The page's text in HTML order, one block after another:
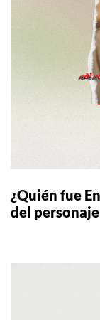
¿Quién fue
del